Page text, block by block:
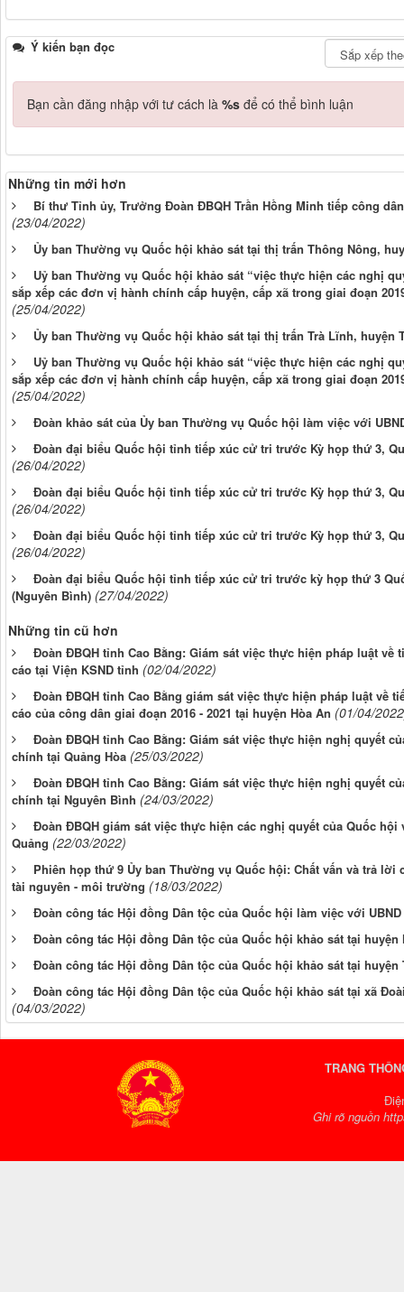
Ý kiến bạn đọc
Bạn cần đăng nhập với tư cách là %s để có thể bình luận
Những tin mới hơn
Bí thư Tỉnh ủy, Trưởng Đoàn ĐBQH Trần Hồng Minh tiếp công
(23/04/2022)
Ủy ban Thường vụ Quốc hội khảo sát tại thị trấn Thông Nông,
Uỷ ban Thường vụ Quốc hội khảo sát “việc thực hiện các nghị
sắp xếp các đơn vị hành chính cấp huyện, cấp xã trong giai đoạn
(25/04/2022)
Ủy ban Thường vụ Quốc hội khảo sát tại thị trấn Trà Lĩnh, huyện
Uỷ ban Thường vụ Quốc hội khảo sát “việc thực hiện các nghị
sắp xếp các đơn vị hành chính cấp huyện, cấp xã trong giai đoạn
(25/04/2022)
Đoàn khảo sát của Ủy ban Thường vụ Quốc hội làm việc với
Đoàn đại biểu Quốc hội tỉnh tiếp xúc cử tri trước Kỳ họp thứ 3,
(26/04/2022)
Đoàn đại biểu Quốc hội tỉnh tiếp xúc cử tri trước Kỳ họp thứ 3,
(26/04/2022)
Đoàn đại biểu Quốc hội tỉnh tiếp xúc cử tri trước Kỳ họp thứ 3,
(26/04/2022)
Đoàn đại biểu Quốc hội tỉnh tiếp xúc cử tri trước kỳ họp thứ 3
(Nguyên Bình) (27/04/2022)
Những tin cũ hơn
Đoàn ĐBQH tỉnh Cao Bằng: Giám sát việc thực hiện pháp luật về
cáo tại Viện KSND tỉnh (02/04/2022)
Đoàn ĐBQH tỉnh Cao Bằng giám sát việc thực hiện pháp luật về
cáo của công dân giai đoạn 2016 - 2021 tại huyện Hòa An (01/04/
Đoàn ĐBQH tỉnh Cao Bằng: Giám sát việc thực hiện nghị quyết
chính tại Quảng Hòa (25/03/2022)
Đoàn ĐBQH tỉnh Cao Bằng: Giám sát việc thực hiện nghị quyết
chính tại Nguyên Bình (24/03/2022)
Đoàn ĐBQH giám sát việc thực hiện các nghị quyết của Quốc
Quảng (22/03/2022)
Phiên họp thứ 9 Ủy ban Thường vụ Quốc hội: Chất vấn và trả
tài nguyên - môi trường (18/03/2022)
Đoàn công tác Hội đồng Dân tộc của Quốc hội làm việc với
Đoàn công tác Hội đồng Dân tộc của Quốc hội khảo sát tại huyện
Đoàn công tác Hội đồng Dân tộc của Quốc hội khảo sát tại huyện
Đoàn công tác Hội đồng Dân tộc của Quốc hội khảo sát tại xã
(04/03/2022)
TRANG
Ghi rõ nguồn